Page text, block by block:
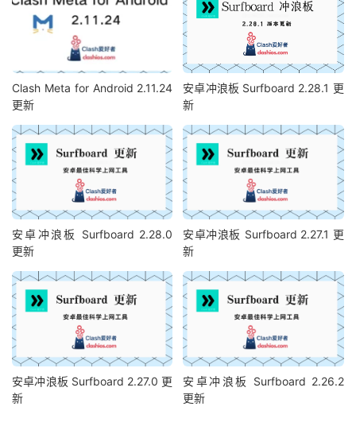
Clash Meta for Android 2.11.24
更新
安卓冲浪板 Surfboard 2.28.1 更
新
安卓冲浪板 Surfboard 2.28.0
更新
安卓冲浪板 Surfboard 2.27.1 更
新
安卓冲浪板 Surfboard 2.27.0 更
新
安卓冲浪板 Surfboard 2.26.2
更新